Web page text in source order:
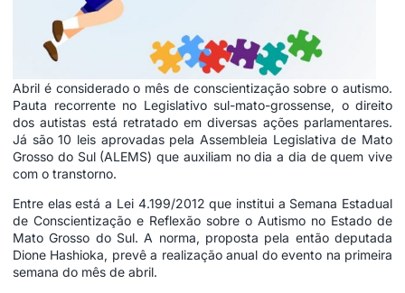
Abril é considerado o mês de conscientização sobre o autismo.
Pauta recorrente no Legislativo sul-mato-grossense, o direito
dos autistas está retratado em diversas ações parlamentares.
Já são 10 leis aprovadas pela Assembleia Legislativa de Mato
Grosso do Sul (ALEMS) que auxiliam no dia a dia de quem vive
com o transtorno.
Entre elas está a Lei 4.199/2012 que institui a Semana Estadual
de Conscientização e Reflexão sobre o Autismo no Estado de
Mato Grosso do Sul. A norma, proposta pela então deputada
Dione Hashioka, prevê a realização anual do evento na primeira
semana do mês de abril.